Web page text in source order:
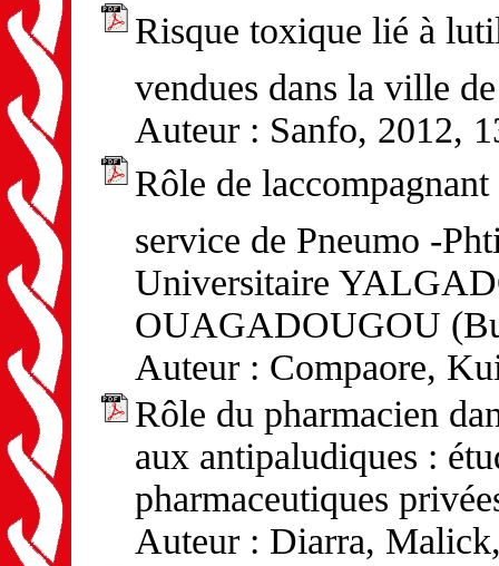
Risque toxique lié à
vendues dans la ville
Auteur : Sanfo, 2012,
Rôle de
service de Pneumo -
Universitaire
OUAGADOUGOU
Auteur : Compaore,
Rôle du pharmacien
aux antipaludiques :
pharmaceutiques
Auteur : Diarra,